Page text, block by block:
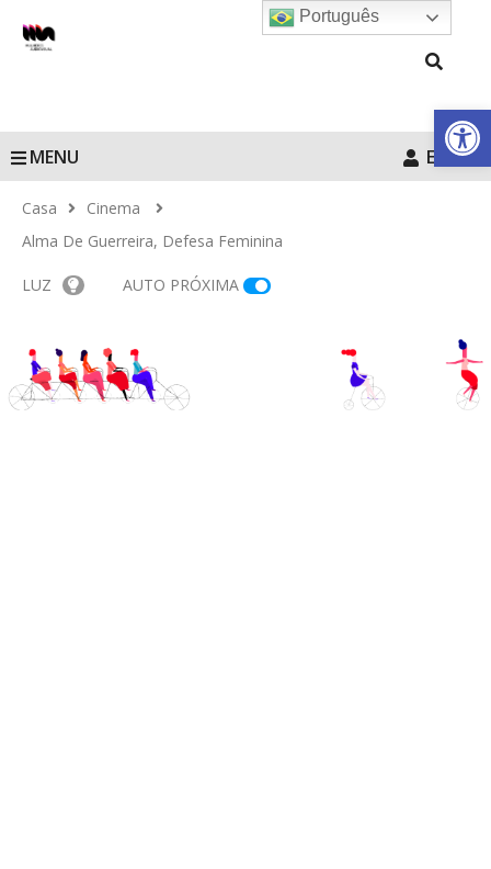
Barra de
MENU Entrar
Casa
Cinema
Alma De Guerreira, Defesa Feminina
LUZ AUTO PRÓXIMA
Português